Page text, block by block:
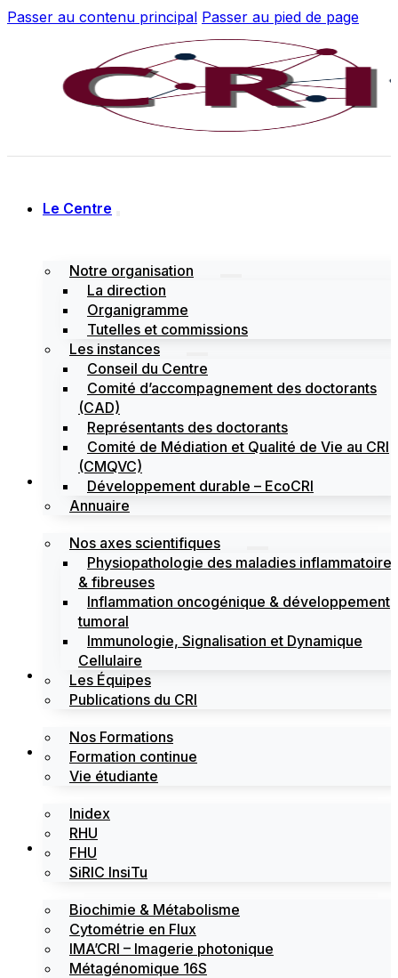
Passer au contenu principal Passer au pied de page
Le Centre
Notre organisation
La direction
Organigramme
Tutelles et commissions
Les instances
Conseil du Centre
Comité d’accompagnement des doctorants
(CAD)
Représentants des doctorants
Comité de Médiation et Qualité de Vie au CRI
(CMQVC)
Développement durable – EcoCRI
Annuaire
Recherche
Nos axes scientifiques
Physiopathologie des maladies inflammatoires
& fibreuses
Inflammation oncogénique & développement
tumoral
Immunologie, Signalisation et Dynamique
Cellulaire
Les Équipes
Publications du CRI
Formations
Nos Formations
Formation continue
Vie étudiante
Labels
Inidex
RHU
FHU
SiRIC InsiTu
Les plateformes
Biochimie & Métabolisme
Cytométrie en Flux
IMA’CRI – Imagerie photonique
Métagénomique 16S